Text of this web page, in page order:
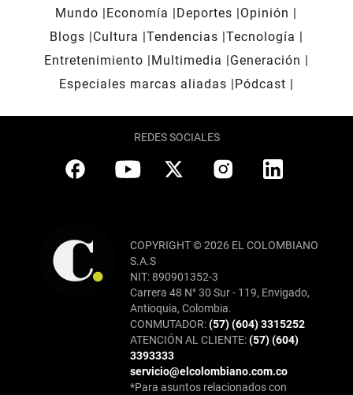
Mundo Economía Deportes
Opinión
Blogs
Cultura Tendencias Tecnología
Entretenimiento
Multimedia
Generación
Especiales marcas aliadas
Pódcast
REDES SOCIALES
COPYRIGHT © 2026 EL COLOMBIANO
S.A.S
NIT: 890901352-3
Carrera 48 N° 30 Sur - 119, Envigado,
Antioquia, Colombia.
CONMUTADOR:(57) (604) 3315252
ATENCIÓN AL CLIENTE:(57) (604)
3393333
servicio@elcolombiano.com.co
*Para asuntos relacionados con